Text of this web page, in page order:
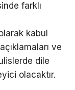
farklı
kabul
ve
dile
olacaktır.